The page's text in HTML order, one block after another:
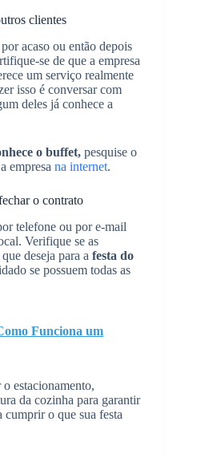
clientes
acaso ou então depois
se de que a empresa
um serviço realmente
isso é conversar com
deles já conhece a
o buffet, pesquise o
empresa na internet.
o contrato
telefone ou por e-mail
Verifique se as
deseja para a festa do
se possuem todas as
Funciona um
estacionamento,
da cozinha para garantir
cumprir o que sua festa